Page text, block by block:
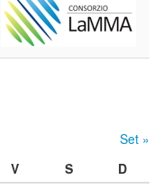
Set »
V S
D